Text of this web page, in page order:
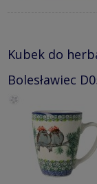
Kubek do
Bolesławiec